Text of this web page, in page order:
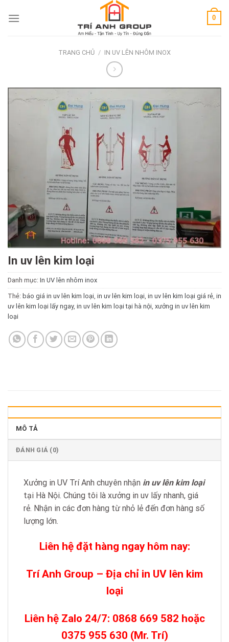
0
TRANG CHỦ / IN UV LÊN NHÔM INOX
In uv lên kim loại
Danh mục: In UV lên nhôm inox
Thẻ: báo giá in uv lên kim loại, in uv lên kim loại, in uv lên kim loại giá rẻ, in
uv lên kim loại lấy ngay, in uv lên kim loại tại hà nội, xưởng in uv lên kim
loại
MÔ TẢ
ĐÁNH GIÁ (0)
Xưởng in UV Trí Anh chuyên nhận in uv lên kim loại
tại Hà Nội. Chúng tôi là xưởng in uv lấy nhanh, giá
rẻ. Nhận in các đơn hàng từ nhỏ lẻ đến đơn hàng số
lượng lớn.
Liên hệ đặt hàng ngay hôm nay:
Trí Anh Group – Địa chỉ in UV lên kim
loại
Liên hệ Zalo 24/7: 0868 669 582 hoặc
0375 955 630 (Mr. Trí)